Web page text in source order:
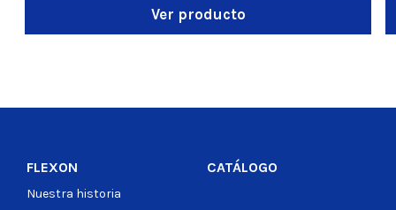
Ver producto
FLEXON
Nuestra historia
CATÁLOGO